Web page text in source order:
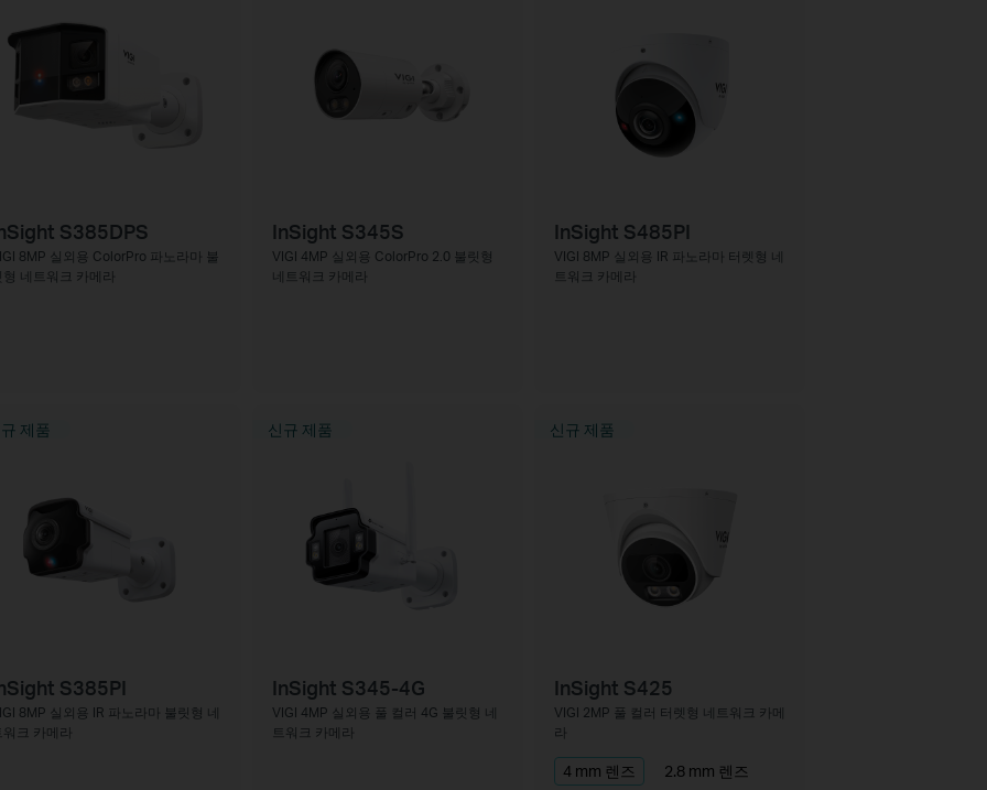
S385DPS
8MP 실외용 ColorPro 파노라마 불
형 네트워크 카메라
InSight S345S
VIGI 4MP 실외용 ColorPro 2.0 불릿형
네트워크 카메라
InSight S485PI
VIGI 8MP 실외용 IR 파노라마 터렛형 네
트워크 카메라
제품
S385PI
8MP 실외용 IR 파노라마 불릿형 네
워크 카메라
신규 제품
InSight S345-4G
VIGI 4MP 실외용 풀 컬러 4G 불릿형 네
트워크 카메라
신규 제품
InSight S425
VIGI 2MP 풀 컬러 터렛형 네트워크 카메
라
4 mm 렌즈 2.8 mm 렌즈